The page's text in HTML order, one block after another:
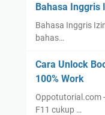
Bahasa Inggris
Bahasa Inggris
bahas…
Cara Unlock
100% Work
Oppotutorial.com
F11 cukup …